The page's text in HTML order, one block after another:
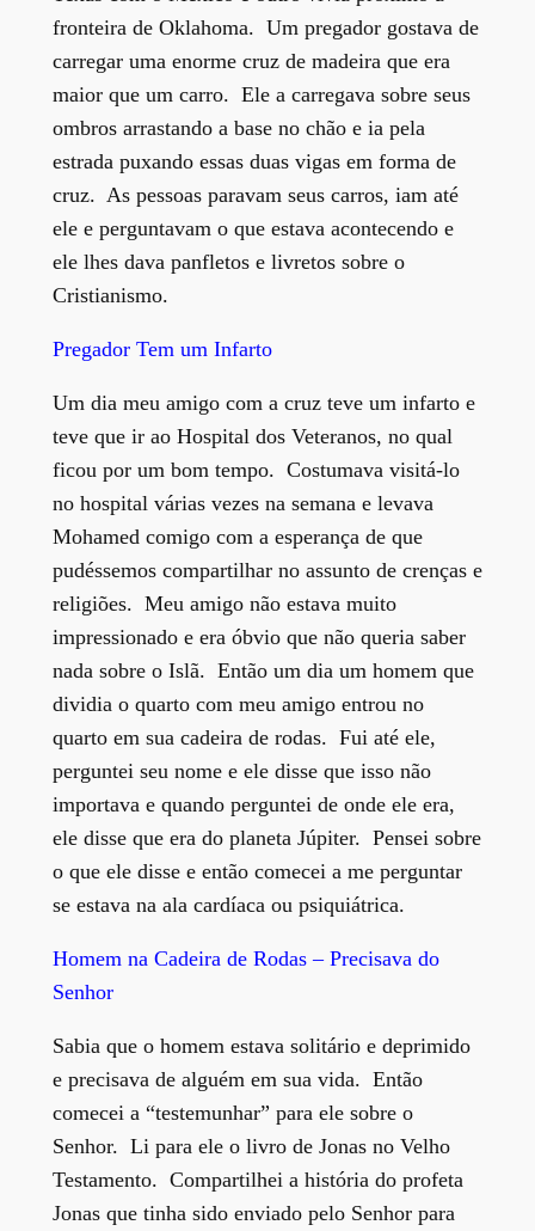
fronteira de Oklahoma. Um pregador gostava de
carregar uma enorme cruz de madeira que era
maior que um carro. Ele a carregava sobre seus
ombros arrastando a base no chão e ia pela
estrada puxando essas duas vigas em forma de
cruz. As pessoas paravam seus carros, iam até
ele e perguntavam o que estava acontecendo e
ele lhes dava panfletos e livretos sobre o
Cristianismo.
Pregador Tem um Infarto
Um dia meu amigo com a cruz teve um infarto e
teve que ir ao Hospital dos Veteranos, no qual
ficou por um bom tempo. Costumava visitá-lo
no hospital várias vezes na semana e levava
Mohamed comigo com a esperança de que
pudéssemos compartilhar no assunto de crenças e
religiões. Meu amigo não estava muito
impressionado e era óbvio que não queria saber
nada sobre o Islã. Então um dia um homem que
dividia o quarto com meu amigo entrou no
quarto em sua cadeira de rodas. Fui até ele,
perguntei seu nome e ele disse que isso não
importava e quando perguntei de onde ele era,
ele disse que era do planeta Júpiter. Pensei sobre
o que ele disse e então comecei a me perguntar
se estava na ala cardíaca ou psiquiátrica.
Homem na Cadeira de Rodas – Precisava do
Senhor
Sabia que o homem estava solitário e deprimido
e precisava de alguém em sua vida. Então
comecei a “testemunhar” para ele sobre o
Senhor. Li para ele o livro de Jonas no Velho
Testamento. Compartilhei a história do profeta
Jonas que tinha sido enviado pelo Senhor para